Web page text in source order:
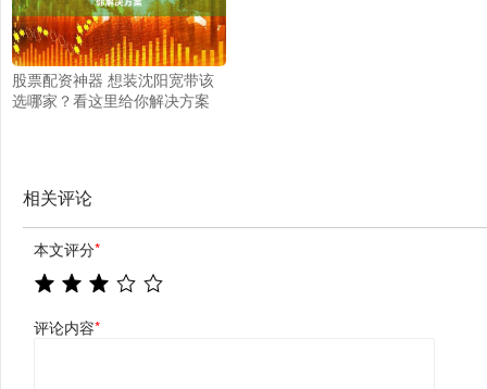
股票配资神器 想装沈阳宽带该
选哪家？看这里给你解决方案
相关评论
本文评分*
评论内容*